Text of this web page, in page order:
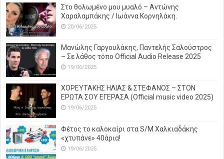
Στο θολωμένο μου μυαλό – Αντώνης
Χαραλαμπάκης / Ιωάννα Κορνηλάκη.
20/06/2025
Μανώλης Γαργουλάκης, Παντελής Σαλούστρος
– Σε λάθος τόπο Official Audio Release 2025
19/06/2025
ΧΟΡΕΥΤΑΚΗΣ ΗΛΙΑΣ & ΣΤΕΦΑΝΟΣ – ΣΤΟΝ
ΕΡΩΤΑ ΣΟΥ ΕΓΕΡΑΣΑ (Official music video 2025)
19/06/2025
Φέτος το καλοκαίρι στα S/M Χαλκιαδάκης
«χτυπάνε» 40άρια!
19/06/2025